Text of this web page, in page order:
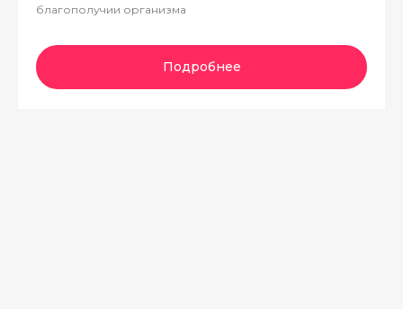
благополучии организма
Подробнее